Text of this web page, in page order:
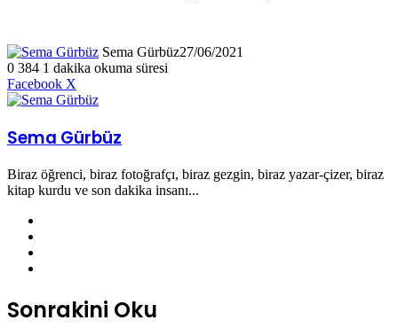
Sema Gürbüz27/06/2021
0 384 1 dakika okuma süresi
Facebook X
Posta
paylaş
Sema Gürbüz
Biraz öğrenci, biraz fotoğrafçı, biraz gezgin, biraz yazar-çizer, biraz
kitap kurdu ve son dakika insanı...
Sonrakini Oku